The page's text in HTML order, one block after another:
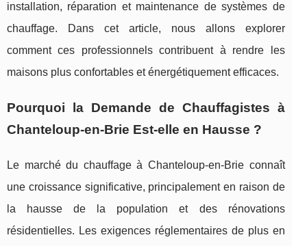
installation, réparation et maintenance de systèmes de
chauffage. Dans cet article, nous allons explorer
comment ces professionnels contribuent à rendre les
maisons plus confortables et énergétiquement efficaces.
Pourquoi la Demande de Chauffagistes à
Chanteloup-en-Brie Est-elle en Hausse ?
Le marché du chauffage à Chanteloup-en-Brie connaît
une croissance significative, principalement en raison de
la hausse de la population et des rénovations
résidentielles. Les exigences réglementaires de plus en